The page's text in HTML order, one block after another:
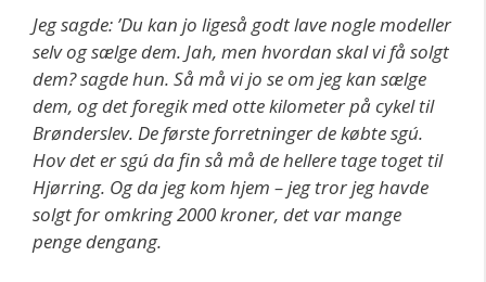
Jeg sagde: ’Du kan jo ligeså godt lave nogle modeller
selv og sælge dem. Jah, men hvordan skal vi få solgt
dem? sagde hun. Så må vi jo se om jeg kan sælge
dem, og det foregik med otte kilometer på cykel til
Brønderslev. De første forretninger de købte sgú.
Hov det er sgú da fin så må de hellere tage toget til
Hjørring. Og da jeg kom hjem – jeg tror jeg havde
solgt for omkring 2000 kroner, det var mange
penge dengang.